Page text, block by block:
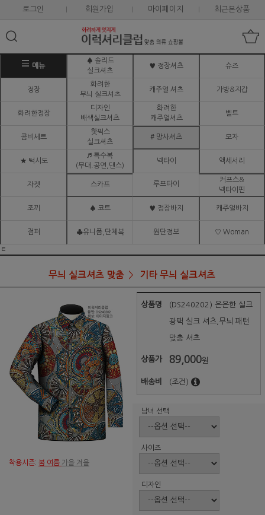
로그인 회원가입 마이페이지 최근본상품
메뉴
♠ 솔리드
실크셔츠
♥ 정장셔츠 슈즈
정장
화려한
무늬 실크셔츠
캐주얼 셔츠 가방&지갑
화려한정장
디자인
배색실크셔츠
화려한
캐주얼셔츠
벨트
콤비세트
핫픽스
실크셔츠
# 망사셔츠 모자
★ 턱시도
♬ 특수복
(무대.공연,댄스)
넥타이 액세서리
자켓 스카프 루프타이
커프스&
넥타이핀
조끼 ♠ 코트 ♥ 정장바지 캐주얼바지
점퍼 ♣유니폼,단체복 원단정보 ♡ Woman
ㅌ
무늬 실크셔츠 맞춤 기타 무늬 실크셔츠
착용시즌: 봄 여름 가을 겨울
상품명 (DS240202) 은은한 실크
광택 실크 셔츠,무늬 패턴
맞춤 셔츠
상품가 89,000원
배송비 (조건)
남녀 선택
사이즈
디자인